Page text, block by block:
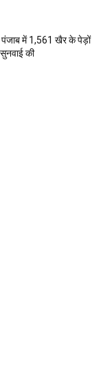
में 1,561 खैर के पेड़ों
की